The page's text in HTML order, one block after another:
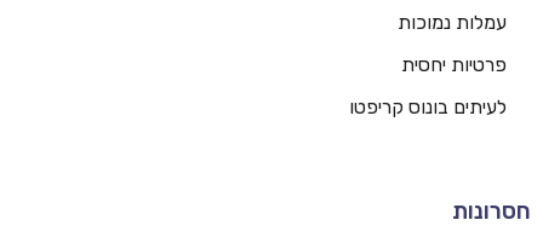
עמלות נמוכות
פרטיות יחסית
לעיתים בונוס קריפטו
חסרונות